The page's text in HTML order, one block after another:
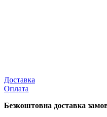
Доставка
Оплата
Безкоштовна доставка